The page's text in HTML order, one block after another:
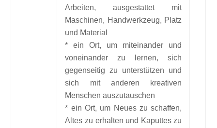
Arbeiten, ausgestattet mit
Maschinen, Handwerkzeug, Platz
und Material
* ein Ort, um miteinander und
voneinander zu lernen, sich
gegenseitig zu unterstützen und
sich mit anderen kreativen
Menschen auszutauschen
* ein Ort, um Neues zu schaffen,
Altes zu erhalten und Kaputtes zu